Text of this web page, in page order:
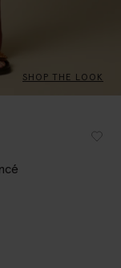
SHOP THE LOOK